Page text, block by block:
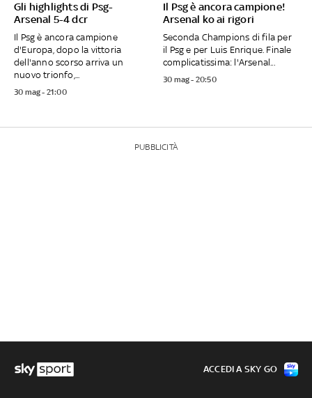
Gli highlights di Psg-
Arsenal 5-4 dcr
Il Psg è ancora campione
d'Europa, dopo la vittoria
dell'anno scorso arriva un
nuovo trionfo,...
30 mag - 21:00
Il Psg è ancora campione!
Arsenal ko ai rigori
Seconda Champions di fila per
il Psg e per Luis Enrique. Finale
complicatissima: l'Arsenal...
30 mag - 20:50
PUBBLICITÀ
ACCEDI A SKY GO